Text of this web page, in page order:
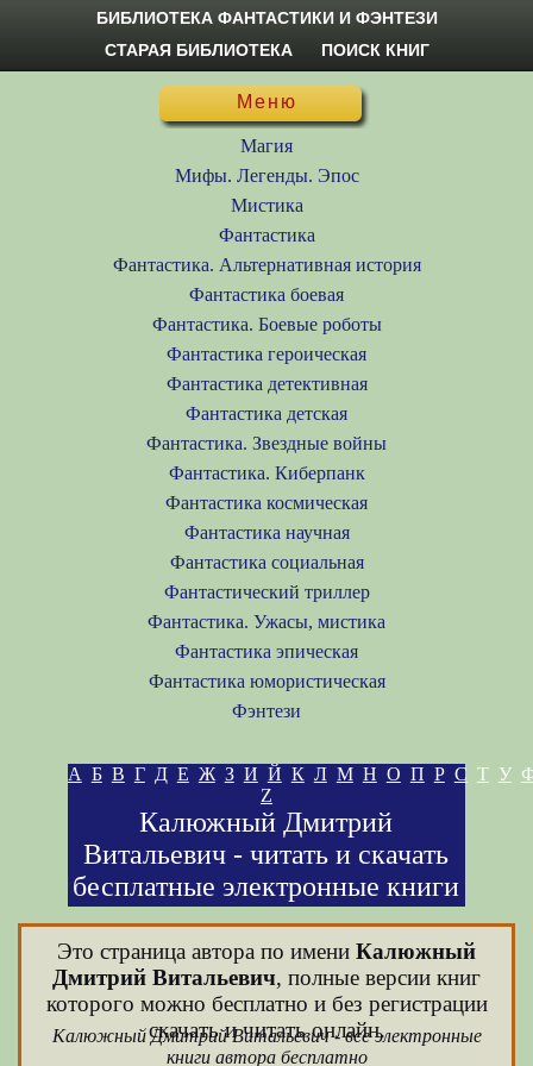
БИБЛИОТЕКА ФАНТАСТИКИ И ФЭНТЕЗИ
СТАРАЯ БИБЛИОТЕКА
ПОИСК КНИГ
Меню
Магия
Мифы. Легенды. Эпос
Мистика
Фантастика
Фантастика. Альтернативная история
Фантастика боевая
Фантастика. Боевые роботы
Фантастика героическая
Фантастика детективная
Фантастика детская
Фантастика. Звездные войны
Фантастика. Киберпанк
Фантастика космическая
Фантастика научная
Фантастика социальная
Фантастический триллер
Фантастика. Ужасы, мистика
Фантастика эпическая
Фантастика юмористическая
Фэнтези
А Б В Г Д Е Ж З И Й К Л М Н О П Р С Т У
Z
Калюжный Дмитрий
Витальевич - читать и скачать
бесплатные электронные книги
Это страница автора по имени Калюжный
Дмитрий Витальевич, полные версии книг
которого можно бесплатно и без регистрации
скачать и читать онлайн.
Калюжный Дмитрий Витальевич - все электронные
книги автора бесплатно